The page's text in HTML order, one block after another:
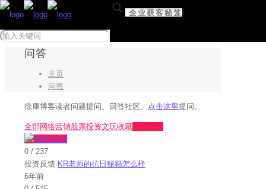
企业获客秘笈
问答
主页
问答
徐康博客读者问题提问、回答社区。 点击这里提问。
全部网络营销股票投资文玩收藏
提问
0 / 237
投资反馈 KR老师的抗日秘籍怎么样
6年前